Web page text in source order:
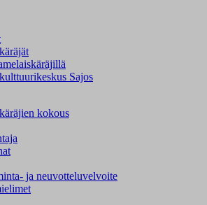
Sajos
kokous
ja neuvotteluvelvoite